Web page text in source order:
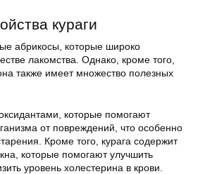
кураги
абрикосы, которые широко
лакомства. Однако, кроме того,
также имеет множество полезных
которые помогают
от повреждений, что особенно
Кроме того, курага содержит
которые помогают улучшить
уровень холестерина в крови.